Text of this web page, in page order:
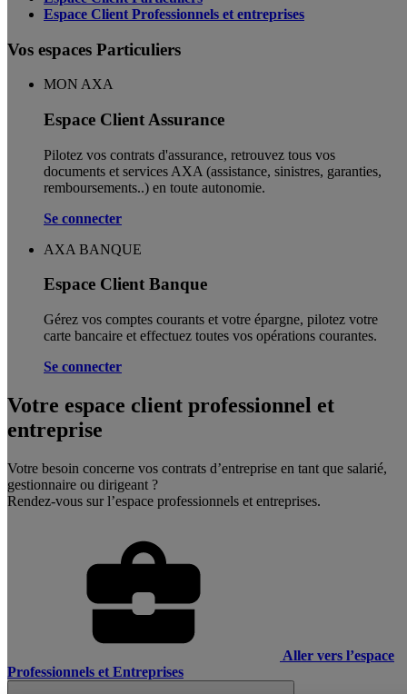
Espace Client Professionnels et entreprises
Vos espaces Particuliers
MON AXA
Espace Client Assurance
Pilotez vos contrats d'assurance, retrouvez tous vos
documents et services AXA (assistance, sinistres, garanties,
remboursements..) en toute autonomie. ​
Se connecter
AXA BANQUE
Espace Client Banque
Gérez vos comptes courants et votre épargne, pilotez votre
carte bancaire et effectuez toutes vos opérations courantes.
Se connecter
Votre espace client professionnel et
entreprise
Votre besoin concerne vos contrats d’entreprise en tant que salarié,
gestionnaire ou dirigeant ?
Rendez-vous sur l’espace professionnels et entreprises.
Aller vers l’espace
Professionnels et Entreprises